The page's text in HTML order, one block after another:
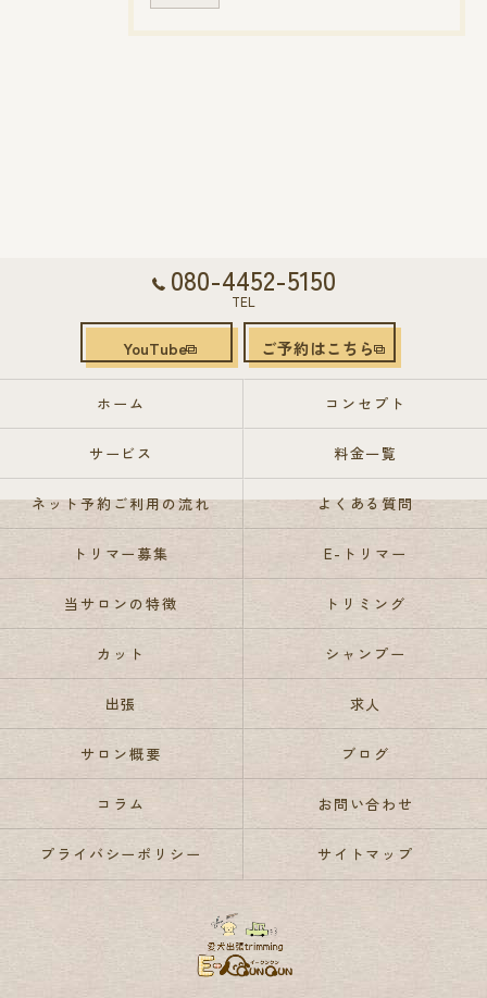
080-4452-5150
TEL
YouTube ご予約はこちら
ホーム コンセプト
サービス 料金一覧
ネット予約ご利用の流れ よくある質問
トリマー募集 E-トリマー
当サロンの特徴 トリミング
カット シャンプー
出張 求人
サロン概要 ブログ
コラム お問い合わせ
プライバシーポリシー サイトマップ